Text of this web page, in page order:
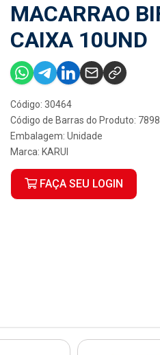
MACARRAO
CAIXA 10UND
Código: 30464
Código de Barras do Produto:
Embalagem: Unidade
Marca: KARUI
FAÇA SEU LOGIN